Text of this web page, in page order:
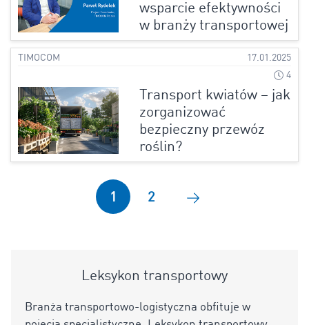
wsparcie efektywności
w branży transportowej
TIMOCOM
17.01.2025
4
Transport kwiatów – jak
zorganizować
bezpieczny przewóz
roślin?
1 2
Leksykon transportowy
Branża transportowo-logistyczna obfituje w